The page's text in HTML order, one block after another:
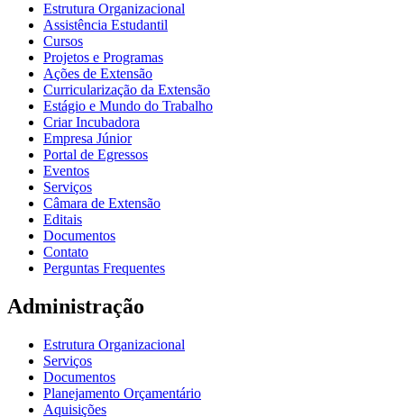
Estrutura Organizacional
Assistência Estudantil
Cursos
Projetos e Programas
Ações de Extensão
Curricularização da Extensão
Estágio e Mundo do Trabalho
Criar Incubadora
Empresa Júnior
Portal de Egressos
Eventos
Serviços
Câmara de Extensão
Editais
Documentos
Contato
Perguntas Frequentes
Administração
Estrutura Organizacional
Serviços
Documentos
Planejamento Orçamentário
Aquisições